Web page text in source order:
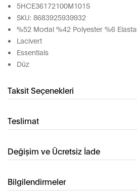
5HCE36172100M101S
SKU: 8683925939932
%52 Modal %42 Polyester %6
Lacivert
Essentials
Düz
Taksit Seçenekleri
Teslimat
Değişim ve Ücretsiz İade
Bilgilendirmeler